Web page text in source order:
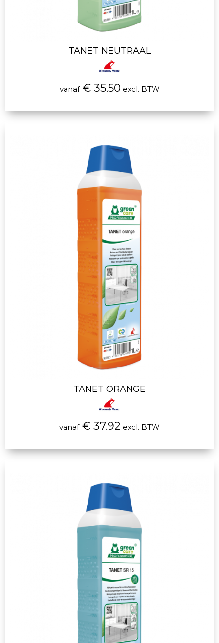
TANET NEUTRAAL
vanaf€ 35.50 excl. BTW
TANET ORANGE
vanaf€ 37.92 excl. BTW